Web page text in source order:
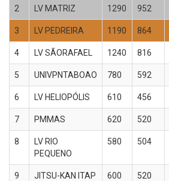
2 LV MATRIZ 1290 952
3 LV PEDREIRA 1190 864
4 LV SÃORAFAEL 1240 816
5 UNIVPNTABOAO 780 592
6 LV HELIOPÓLIS 610 456
7 PMMAS 620 520
8
LV RIO
PEQUENO
580 504
9 JITSU-KAN ITAP 600 520